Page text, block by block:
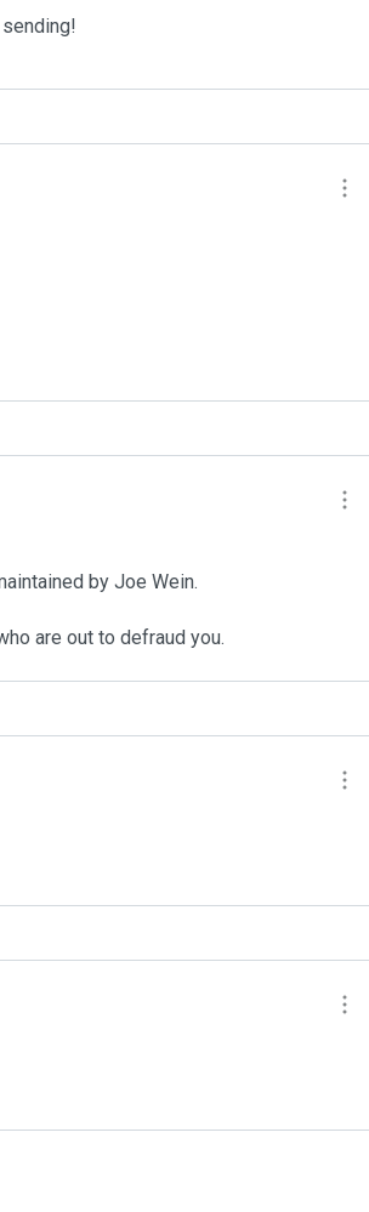
by Joe Wein.
are out to defraud you.